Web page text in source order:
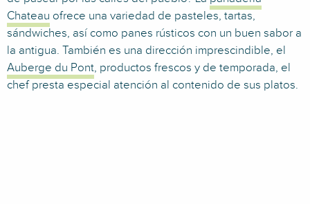
Chateau ofrece una variedad de pasteles, tartas,
sándwiches, así como panes rústicos con un buen sabor a
la antigua. También es una dirección imprescindible, el
Auberge du Pont, productos frescos y de temporada, el
chef presta especial atención al contenido de sus platos.